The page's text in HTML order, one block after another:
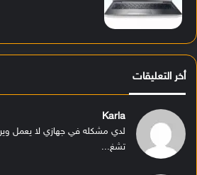
أخر التعليقات
Karla
لدي مشكله في جهازي لا يعمل
تشغ...